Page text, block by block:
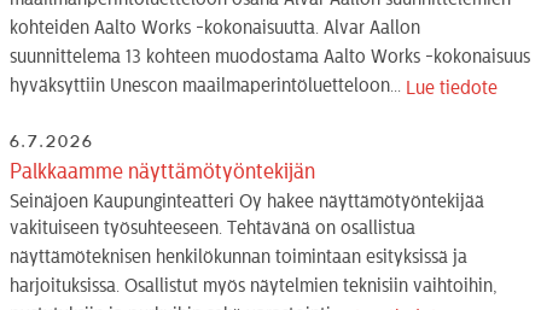
kohteiden Aalto Works -kokonaisuutta. Alvar Aallon
suunnittelema 13 kohteen muodostama Aalto Works -kokonaisuus
hyväksyttiin Unescon maailmaperintöluetteloon...
Lue tiedote
6.7.2026
Palkkaamme näyttämötyöntekijän
Seinäjoen Kaupunginteatteri Oy hakee näyttämötyöntekijää
vakituiseen työsuhteeseen. Tehtävänä on osallistua
näyttämöteknisen henkilökunnan toimintaan esityksissä ja
harjoituksissa. Osallistut myös näytelmien teknisiin vaihtoihin,